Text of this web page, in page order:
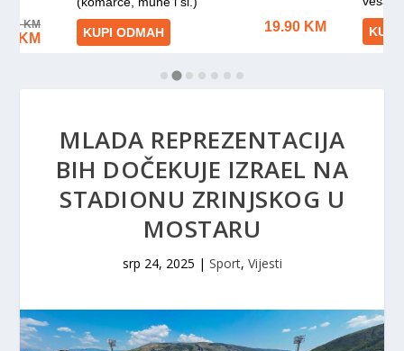
MLADA REPREZENTACIJA
BIH DOČEKUJE IZRAEL NA
STADIONU ZRINJSKOG U
MOSTARU
srp 24, 2025 | Sport, Vijesti